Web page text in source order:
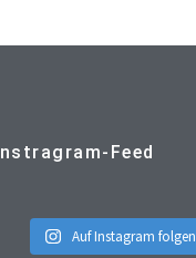
Instragram-Feed
Auf Instagram folgen